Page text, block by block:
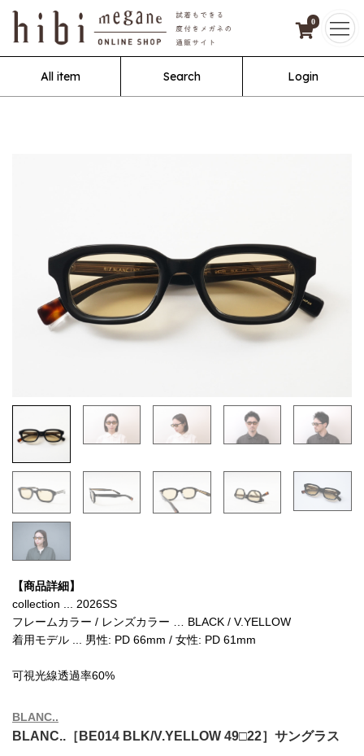
0
All item Search Login
【商品詳細】
collection ... 2026SS
フレームカラー / レンズカラー … BLACK / V.YELLOW
着用モデル ... 男性: PD 66mm / 女性: PD 61mm
可視光線透過率60%
BLANC..
BLANC..［BE014 BLK/V.YELLOW 49□22］サングラス